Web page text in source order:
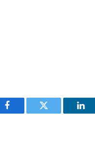
Facebook Twitter